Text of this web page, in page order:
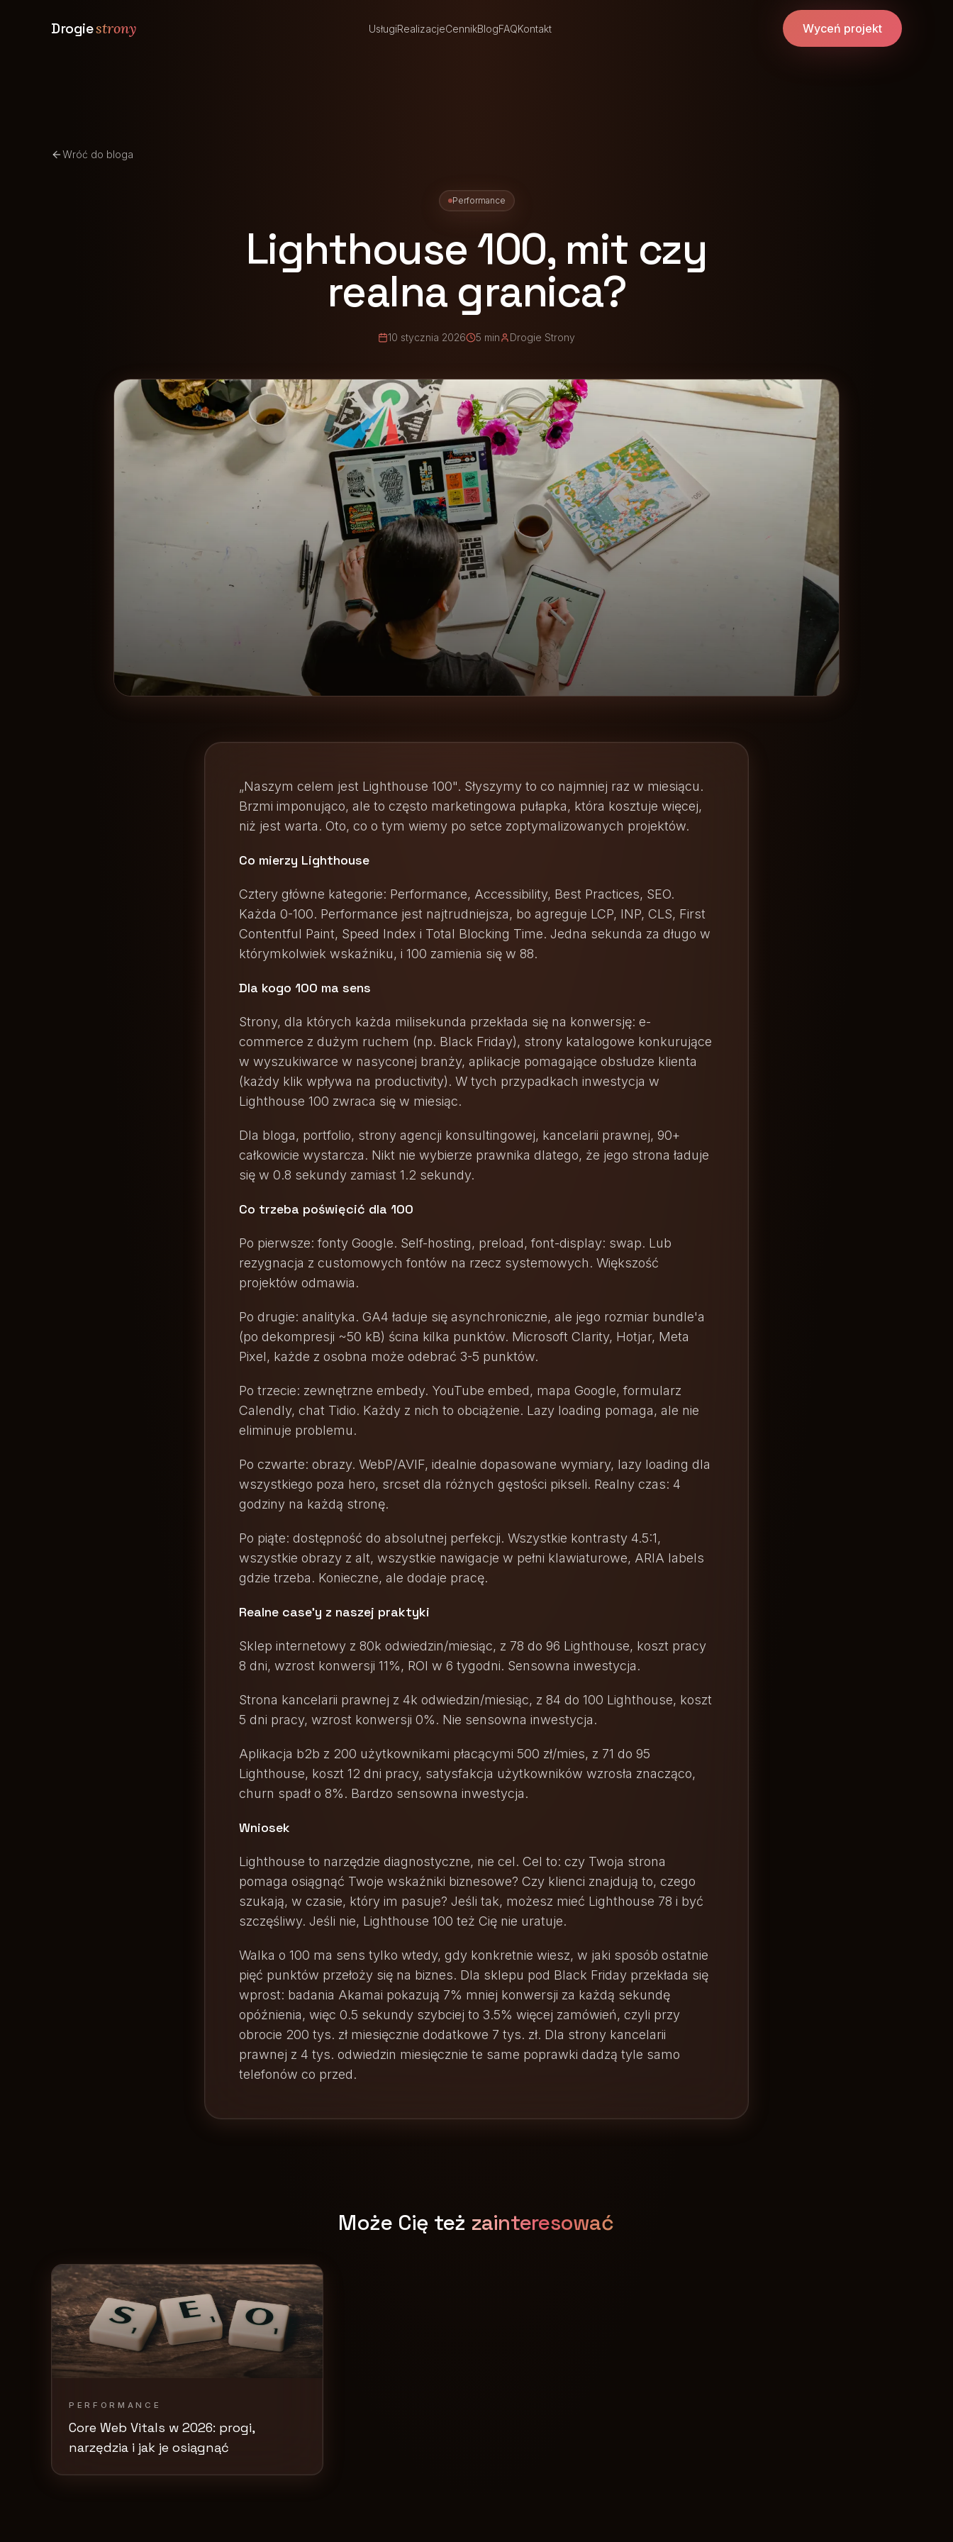
Drogiestrony UsługiRealizacjeCennikBlogFAQKontakt Wyceń projekt
Wróć do bloga
Performance
Lighthouse 100, mit czy
realna granica?
10 stycznia 2026 5 min Drogie Strony
„Naszym celem jest Lighthouse 100". Słyszymy to co najmniej raz w miesiącu.
Brzmi imponująco, ale to często marketingowa pułapka, która kosztuje więcej,
niż jest warta. Oto, co o tym wiemy po setce zoptymalizowanych projektów.
Co mierzy Lighthouse
Cztery główne kategorie: Performance, Accessibility, Best Practices, SEO.
Każda 0-100. Performance jest najtrudniejsza, bo agreguje LCP, INP, CLS, First
Contentful Paint, Speed Index i Total Blocking Time. Jedna sekunda za długo w
którymkolwiek wskaźniku, i 100 zamienia się w 88.
Dla kogo 100 ma sens
Strony, dla których każda milisekunda przekłada się na konwersję: e-
commerce z dużym ruchem (np. Black Friday), strony katalogowe konkurujące
w wyszukiwarce w nasyconej branży, aplikacje pomagające obsłudze klienta
(każdy klik wpływa na productivity). W tych przypadkach inwestycja w
Lighthouse 100 zwraca się w miesiąc.
Dla bloga, portfolio, strony agencji konsultingowej, kancelarii prawnej, 90+
całkowicie wystarcza. Nikt nie wybierze prawnika dlatego, że jego strona ładuje
się w 0.8 sekundy zamiast 1.2 sekundy.
Co trzeba poświęcić dla 100
Po pierwsze: fonty Google. Self-hosting, preload, font-display: swap. Lub
rezygnacja z customowych fontów na rzecz systemowych. Większość
projektów odmawia.
Po drugie: analityka. GA4 ładuje się asynchronicznie, ale jego rozmiar bundle'a
(po dekompresji ~50 kB) ścina kilka punktów. Microsoft Clarity, Hotjar, Meta
Pixel, każde z osobna może odebrać 3-5 punktów.
Po trzecie: zewnętrzne embedy. YouTube embed, mapa Google, formularz
Calendly, chat Tidio. Każdy z nich to obciążenie. Lazy loading pomaga, ale nie
eliminuje problemu.
Po czwarte: obrazy. WebP/AVIF, idealnie dopasowane wymiary, lazy loading dla
wszystkiego poza hero, srcset dla różnych gęstości pikseli. Realny czas: 4
godziny na każdą stronę.
Po piąte: dostępność do absolutnej perfekcji. Wszystkie kontrasty 4.5:1,
wszystkie obrazy z alt, wszystkie nawigacje w pełni klawiaturowe, ARIA labels
gdzie trzeba. Konieczne, ale dodaje pracę.
Realne case'y z naszej praktyki
Sklep internetowy z 80k odwiedzin/miesiąc, z 78 do 96 Lighthouse, koszt pracy
8 dni, wzrost konwersji 11%, ROI w 6 tygodni. Sensowna inwestycja.
Strona kancelarii prawnej z 4k odwiedzin/miesiąc, z 84 do 100 Lighthouse, koszt
5 dni pracy, wzrost konwersji 0%. Nie sensowna inwestycja.
Aplikacja b2b z 200 użytkownikami płacącymi 500 zł/mies, z 71 do 95
Lighthouse, koszt 12 dni pracy, satysfakcja użytkowników wzrosła znacząco,
churn spadł o 8%. Bardzo sensowna inwestycja.
Wniosek
Lighthouse to narzędzie diagnostyczne, nie cel. Cel to: czy Twoja strona
pomaga osiągnąć Twoje wskaźniki biznesowe? Czy klienci znajdują to, czego
szukają, w czasie, który im pasuje? Jeśli tak, możesz mieć Lighthouse 78 i być
szczęśliwy. Jeśli nie, Lighthouse 100 też Cię nie uratuje.
Walka o 100 ma sens tylko wtedy, gdy konkretnie wiesz, w jaki sposób ostatnie
pięć punktów przełoży się na biznes. Dla sklepu pod Black Friday przekłada się
wprost: badania Akamai pokazują 7% mniej konwersji za każdą sekundę
opóźnienia, więc 0.5 sekundy szybciej to 3.5% więcej zamówień, czyli przy
obrocie 200 tys. zł miesięcznie dodatkowe 7 tys. zł. Dla strony kancelarii
prawnej z 4 tys. odwiedzin miesięcznie te same poprawki dadzą tyle samo
telefonów co przed.
Może Cię też zainteresować
PERFORMANCE
Core Web Vitals w 2026: progi,
narzędzia i jak je osiągnąć